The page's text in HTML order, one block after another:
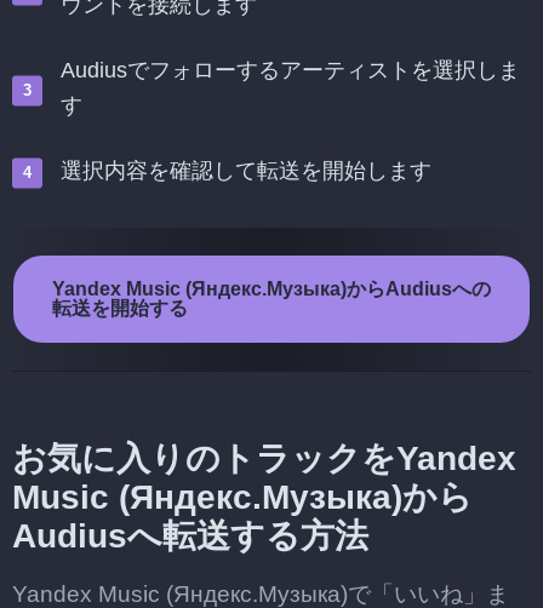
ウントを接続します
Audiusでフォローするアーティストを選択しま
す
選択内容を確認して転送を開始します
Yandex Music (Яндекс.Музыка)からAudiusへの
転送を開始する
お気に入りのトラックをYandex
Music (Яндекс.Музыка)から
Audiusへ転送する方法
Yandex Music (Яндекс.Музыка)で「いいね」ま